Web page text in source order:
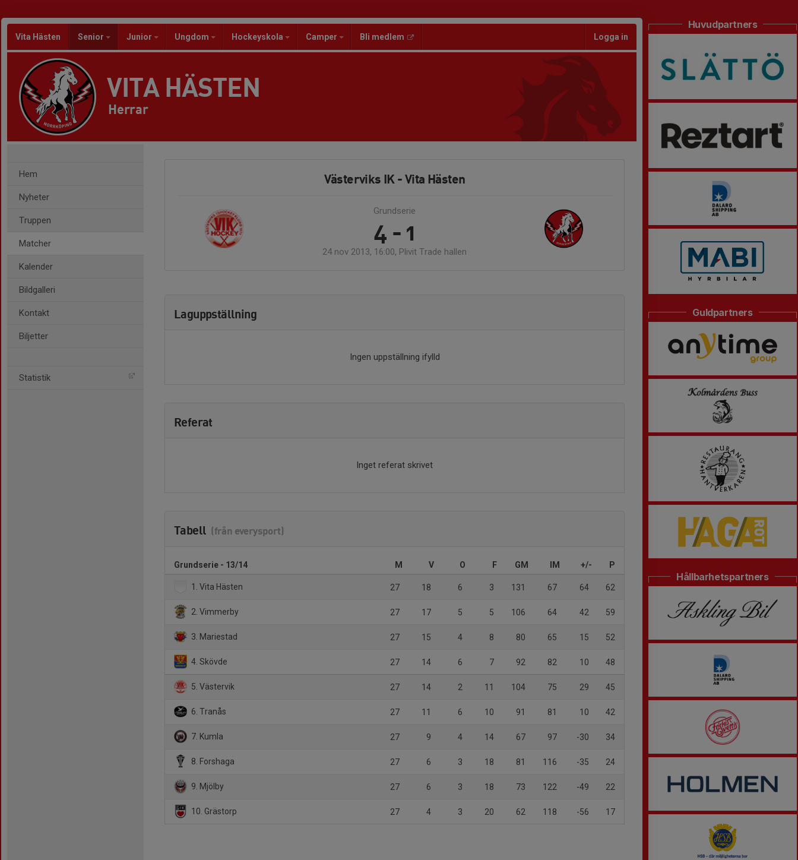
Vita Hästen Senior Junior Ungdom Hockeyskola Camper Bli medlem Logga in
VITA HÄSTEN
Herrar
Hem
Nyheter
Truppen
Matcher
Kalender
Bildgalleri
Kontakt
Biljetter
Statistik
Västerviks IK - Vita Hästen
Grundserie
4 - 1
24 nov 2013, 16:00, Plivit Trade hallen
Laguppställning
Ingen uppställning ifylld
Referat
Inget referat skrivet
Tabell (från everysport)
Grundserie - 13/14 M V O F GM IM +/- P
1. Vita Hästen 27 18 6 3 131 67 64 62
2. Vimmerby 27 17 5 5 106 64 42 59
3. Mariestad 27 15 4 8 80 65 15 52
4. Skövde 27 14 6 7 92 82 10 48
5. Västervik 27 14 2 11 104 75 29 45
6. Tranås 27 11 6 10 91 81 10 42
7. Kumla 27 9 4 14 67 97 -30 34
8. Forshaga 27 6 3 18 81 116 -35 24
9. Mjölby 27 6 3 18 73 122 -49 22
10. Grästorp 27 4 3 20 62 118 -56 17
Huvudpartners
Guldpartners
Hållbarhetspartners